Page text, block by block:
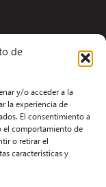
de
y/o acceder a la
la experiencia de
El consentimiento a
el comportamiento de
o retirar el
características y